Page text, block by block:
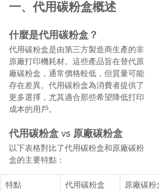
一、代用碳粉盒概述
什麼是代用碳粉盒？
代用碳粉盒是由第三方製造商生產的非
原廠打印機耗材。這些產品旨在替代原
廠碳粉盒，通常價格較低，但質量可能
存在差異。代用碳粉盒為消費者提供了
更多選擇，尤其適合那些希望降低打印
成本的用戶。
代用碳粉盒 vs 原廠碳粉盒
以下表格對比了代用碳粉盒和原廠碳粉
盒的主要特點：
特點 代用碳粉盒 原廠碳粉盒